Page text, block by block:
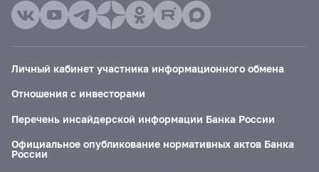
Личный кабинет участника информационного обмена
Отношения с инвесторами
Перечень инсайдерской информации Банка России
Официальное опубликование нормативных актов Банка
России